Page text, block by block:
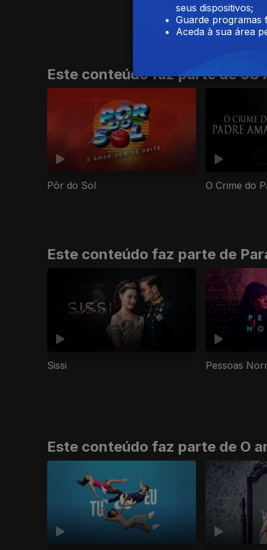
Este conteúdo faz parte de 68
Pôr do Sol O Crime do
Este conteúdo faz parte de
Sissi Pessoas
Este conteúdo faz parte de O
seus dispositivos;
Guarde programas
Aceda à sua área